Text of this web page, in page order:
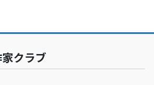
クラブ